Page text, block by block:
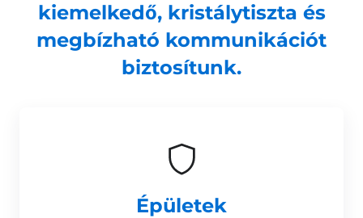
kiemelkedő, kristálytiszta és
megbízható kommunikációt
biztosítunk.
Épületek